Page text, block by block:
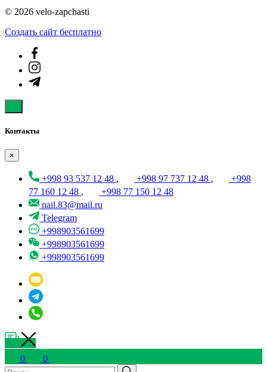
© 2026 velo-zapchasti
Создать cайт бесплатно
Контакты
×
+998 93 537 12 48 , +998 97 737 12 48 ,
+998
77 160 12 48 ,
+998 77 150 12 48
nail.83@mail.ru
Telegram
+998903561699
+998903561699
+998903561699
0 0